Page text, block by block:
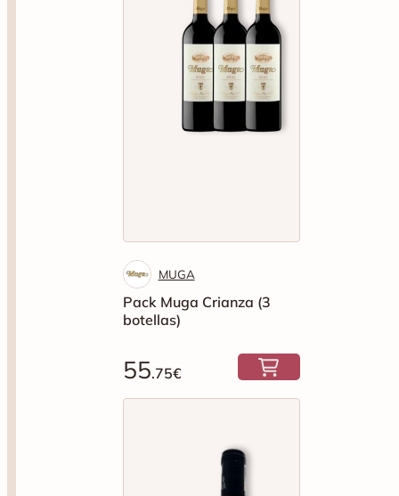
MUGA
Pack Muga Crianza (3
botellas)
55.75€